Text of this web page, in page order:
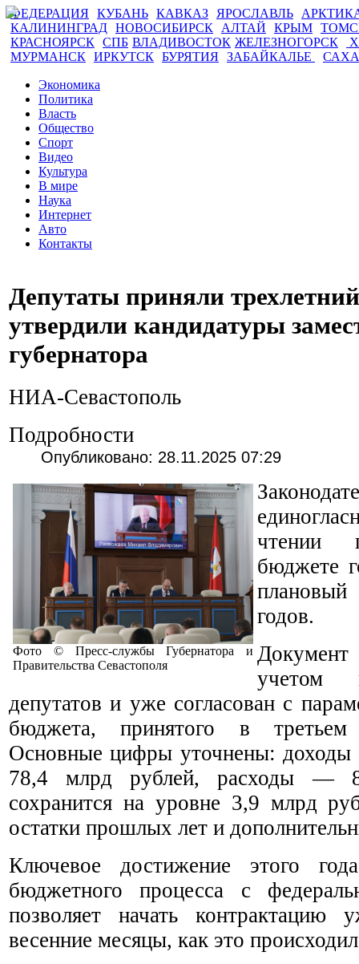
ФЕДЕРАЦИЯ КУБАНЬ КАВКАЗ ЯРОСЛАВЛЬ
КАЛИНИНГРАД НОВОСИБИРСК АЛТАЙ КРЫМ
КРАСНОЯРСК СПБ ВЛАДИВОСТОК ЖЕЛЕЗНОГОРСК
МУРМАНСК ИРКУТСК БУРЯТИЯ ЗАБАЙКАЛЬЕ САХА
Экономика
Политика
Власть
Общество
Спорт
Видео
Культура
В мире
Наука
Интернет
Авто
Контакты
Депутаты приняли
утвердили кандидатуры
губернатора
НИА-Севастополь
Подробности
Опубликовано: 28.11.2025 07:29
Фото © Пресс-службы Губернатора и
Правительства Севастополя
чтении
бюджете
годов.
учетом
депутатов и уже согласован с
бюджета, принятого в
Основные цифры уточнены: доходы
78,4 млрд рублей, расходы —
сохранится на уровне 3,9 млрд
остатки прошлых лет и
Ключевое достижение этого
бюджетного процесса с
позволяет начать
весенние месяцы, как это